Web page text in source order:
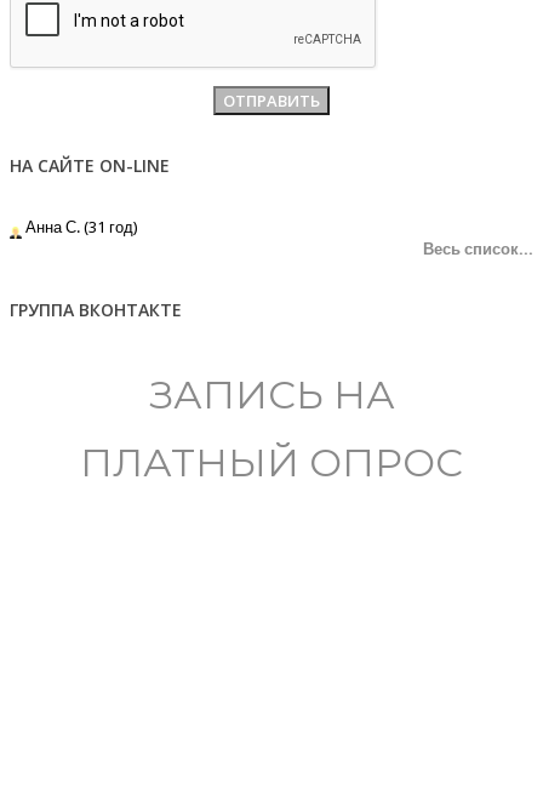
НА САЙТЕ ON-LINE
Анна С. (31 год)
Весь список...
ГРУППА ВКОНТАКТЕ
ЗАПИСЬ НА
ПЛАТНЫЙ ОПРОС